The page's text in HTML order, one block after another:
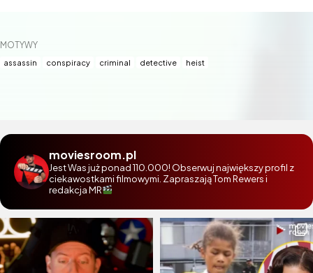
MOTYWY
assassin conspiracy criminal detective heist
moviesroom.pl
Jest Was już ponad 110.000! Obserwuj największy profil z
ciekawostkami filmowymi. Zapraszają Tom Rewers i
redakcja MR